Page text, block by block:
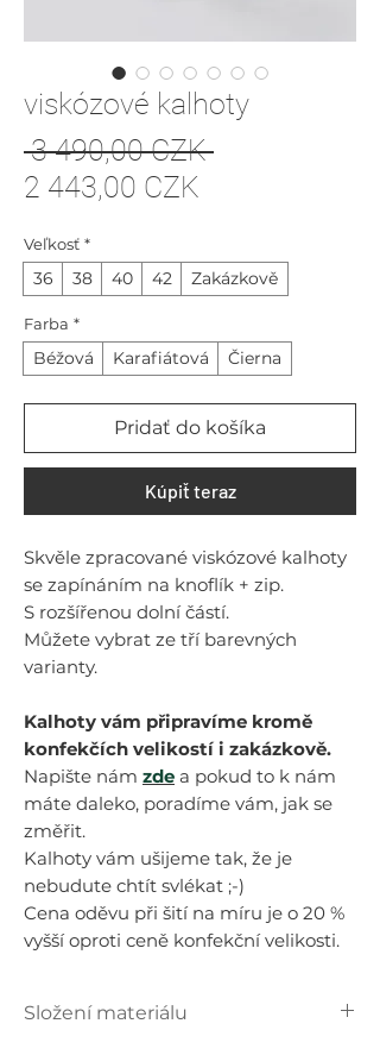
viskózové kalhoty
3 490,00 CZK Normálna
2 443,00 CZK
Veľkosť *
36 38 40 42 Zakázkově
Farba *
Béžová Karafiátová Čierna
Pridať do košíka
Kúpiť teraz
Skvěle zpracované viskózové kalhoty
se zapínáním na knoflík + zip.
S rozšířenou dolní částí.
Můžete vybrat ze tří barevných
varianty.
Kalhoty vám připravíme kromě
konfekčích velikostí i zakázkově.
Napište nám zde a pokud to k nám
máte daleko, poradíme vám, jak se
změřit.
Kalhoty vám ušijeme tak, že je
nebudute chtít svlékat ;-)
Cena oděvu při šití na míru je o 20 %
vyšší oproti ceně konfekční velikosti.
Složení materiálu